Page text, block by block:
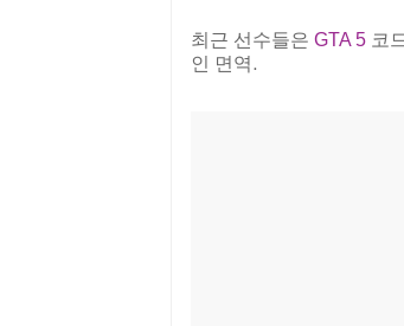
최근 선수들은 GTA 5 코
인 면역.